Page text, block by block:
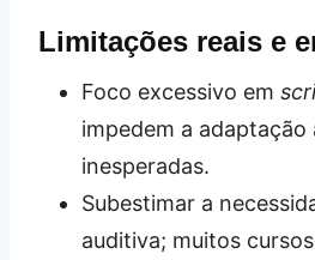
Limitações reais e
Foco excessivo em
impedem a adaptação
inesperadas.
Subestimar a
auditiva; muitos